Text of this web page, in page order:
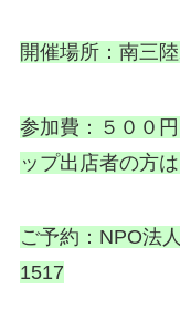
開催場所：南三
参加費：５００
ップ出店者の方は
ご予約：NPO法
1517